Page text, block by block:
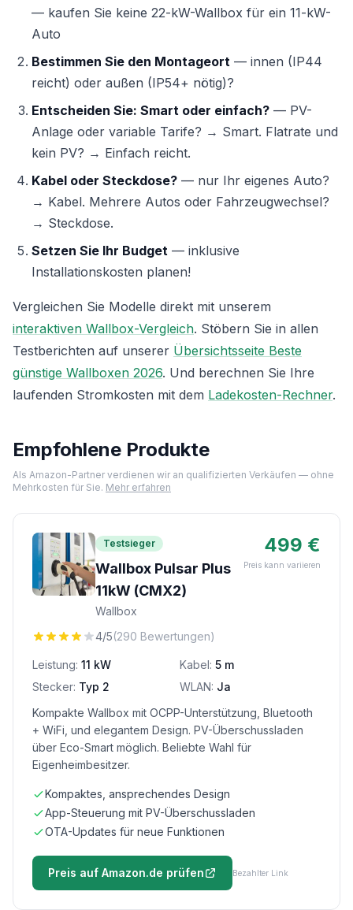
— kaufen Sie keine 22-kW-Wallbox für ein 11-kW-
Auto
Bestimmen Sie den Montageort — innen (IP44
reicht) oder außen (IP54+ nötig)?
Entscheiden Sie: Smart oder einfach? — PV-
Anlage oder variable Tarife? → Smart. Flatrate und
kein PV? → Einfach reicht.
Kabel oder Steckdose? — nur Ihr eigenes Auto?
→ Kabel. Mehrere Autos oder Fahrzeugwechsel?
→ Steckdose.
Setzen Sie Ihr Budget — inklusive
Installationskosten planen!
Vergleichen Sie Modelle direkt mit unserem
interaktiven Wallbox-Vergleich. Stöbern Sie in allen
Testberichten auf unserer Übersichtsseite Beste
günstige Wallboxen 2026. Und berechnen Sie Ihre
laufenden Stromkosten mit dem Ladekosten-Rechner.
Empfohlene Produkte
Als Amazon-Partner verdienen wir an qualifizierten Verkäufen — ohne
Mehrkosten für Sie. Mehr erfahren
Testsieger
Wallbox Pulsar Plus
11kW (CMX2)
Wallbox
499 €
Preis kann variieren
4/5(290 Bewertungen)
Leistung: 11 kW Kabel: 5 m
Stecker: Typ 2 WLAN: Ja
Kompakte Wallbox mit OCPP-Unterstützung, Bluetooth
+ WiFi, und elegantem Design. PV-Überschussladen
über Eco-Smart möglich. Beliebte Wahl für
Eigenheimbesitzer.
Kompaktes, ansprechendes Design
App-Steuerung mit PV-Überschussladen
OTA-Updates für neue Funktionen
Preis auf Amazon.de prüfen Bezahlter Link